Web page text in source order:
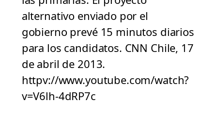
alternativo enviado por el
gobierno prevé 15 minutos diarios
para los candidatos. CNN Chile, 17
de abril de 2013.
httpv://www.youtube.com/watch?
v=V6lh-4dRP7c